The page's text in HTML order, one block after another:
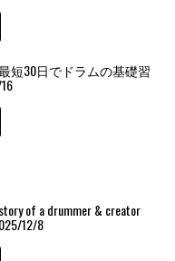
短30日でドラムの基礎習
of a drummer & creator
12/8